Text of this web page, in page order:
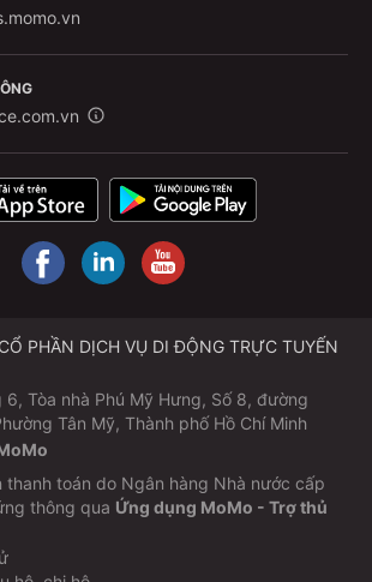
PHẦN DỊCH VỤ DI ĐỘNG TRỰC TUYẾN
6, Tòa nhà Phú Mỹ Hưng, Số 8, đường
Tân Mỹ, Thành phố Hồ Chí Minh
thanh toán do Ngân hàng Nhà nước cấp
thông qua Ứng dụng MoMo - Trợ thủ